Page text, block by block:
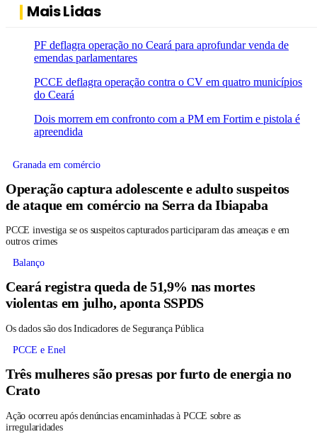
Mais Lidas
PF deflagra operação no Ceará para aprofundar venda de
emendas parlamentares
PCCE deflagra operação contra o CV em quatro municípios
do Ceará
Dois morrem em confronto com a PM em Fortim e pistola é
apreendida
Granada em comércio
Operação captura adolescente e adulto suspeitos
de ataque em comércio na Serra da Ibiapaba
PCCE investiga se os suspeitos capturados participaram das ameaças e em
outros crimes
Balanço
Ceará registra queda de 51,9% nas mortes
violentas em julho, aponta SSPDS
Os dados são dos Indicadores de Segurança Pública
PCCE e Enel
Três mulheres são presas por furto de energia no
Crato
Ação ocorreu após denúncias encaminhadas à PCCE sobre as
irregularidades